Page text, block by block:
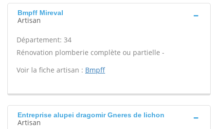
Bmpff Mireval
Artisan
Département: 34
Rénovation plomberie complète ou partielle -
Voir la fiche artisan : Bmpff
Entreprise alupei dragomir Gneres de lichon
Artisan